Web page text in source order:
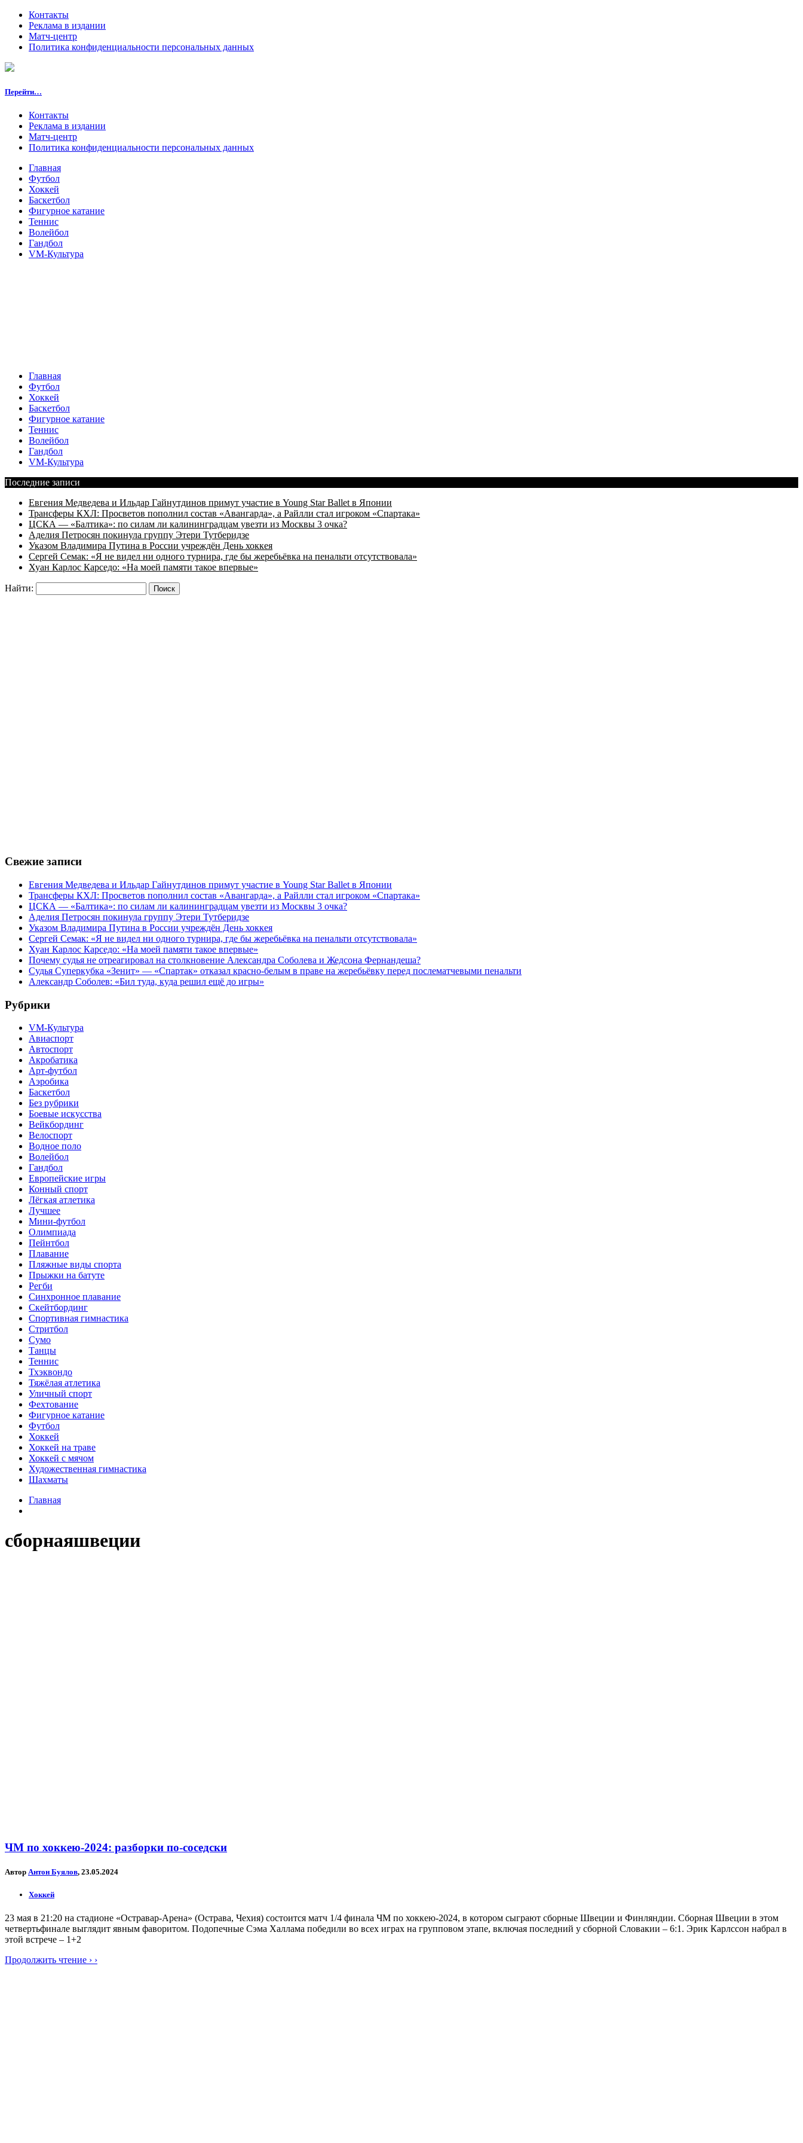
Контакты
Реклама в издании
Матч-центр
Политика конфиденциальности персональных данных
Перейти…
Контакты
Реклама в издании
Матч-центр
Политика конфиденциальности персональных данных
Главная
Футбол
Хоккей
Баскетбол
Фигурное катание
Теннис
Волейбол
Гандбол
VM-Культура
Главная
Футбол
Хоккей
Баскетбол
Фигурное катание
Теннис
Волейбол
Гандбол
VM-Культура
Последние записи
Евгения Медведева и Ильдар Гайнутдинов примут участие в Young Star Ballet в Японии
Трансферы КХЛ: Просветов пополнил состав «Авангарда», а Райлли стал игроком «Спартака»
ЦСКА — «Балтика»: по силам ли калининградцам увезти из Москвы 3 очка?
Аделия Петросян покинула группу Этери Тутберидзе
Указом Владимира Путина в России учреждён День хоккея
Сергей Семак: «Я не видел ни одного турнира, где бы жеребьёвка на пенальти отсутствовала»
Хуан Карлос Карседо: «На моей памяти такое впервые»
Найти:
Свежие записи
Евгения Медведева и Ильдар Гайнутдинов примут участие в Young Star Ballet в Японии
Трансферы КХЛ: Просветов пополнил состав «Авангарда», а Райлли стал игроком «Спартака»
ЦСКА — «Балтика»: по силам ли калининградцам увезти из Москвы 3 очка?
Аделия Петросян покинула группу Этери Тутберидзе
Указом Владимира Путина в России учреждён День хоккея
Сергей Семак: «Я не видел ни одного турнира, где бы жеребьёвка на пенальти отсутствовала»
Хуан Карлос Карседо: «На моей памяти такое впервые»
Почему судья не отреагировал на столкновение Александра Соболева и Жедсона Фернандеша?
Судья Суперкубка «Зенит» — «Спартак» отказал красно-белым в праве на жеребьёвку перед послематчевыми пенальти
Александр Соболев: «Бил туда, куда решил ещё до игры»
Рубрики
VM-Культура
Авиаспорт
Автоспорт
Акробатика
Арт-футбол
Аэробика
Баскетбол
Без рубрики
Боевые искусства
Вейкбординг
Велоспорт
Водное поло
Волейбол
Гандбол
Европейские игры
Конный спорт
Лёгкая атлетика
Лучшее
Мини-футбол
Олимпиада
Пейнтбол
Плавание
Пляжные виды спорта
Прыжки на батуте
Регби
Синхронное плавание
Скейтбординг
Спортивная гимнастика
Стритбол
Сумо
Танцы
Теннис
Тхэквондо
Тяжёлая атлетика
Уличный спорт
Фехтование
Фигурное катание
Футбол
Хоккей
Хоккей на траве
Хоккей с мячом
Художественная гимнастика
Шахматы
Главная
сборнаяшвеции
ЧМ по хоккею-2024: разборки по-соседски
Автор Антон Буялов, 23.05.2024
Хоккей
23 мая в 21:20 на стадионе «Остравар-Арена» (Острава, Чехия) состоится матч 1/4 финала ЧМ по хоккею-2024, в котором сыграют сборные Швеции и Финляндии. Сборная Швеции в этом
четвертьфинале выглядит явным фаворитом. Подопечные Сэма Халлама победили во всех играх на групповом этапе, включая последний у сборной Словакии – 6:1. Эрик Карлссон набрал в
этой встрече – 1+2
Продолжить чтение › ›